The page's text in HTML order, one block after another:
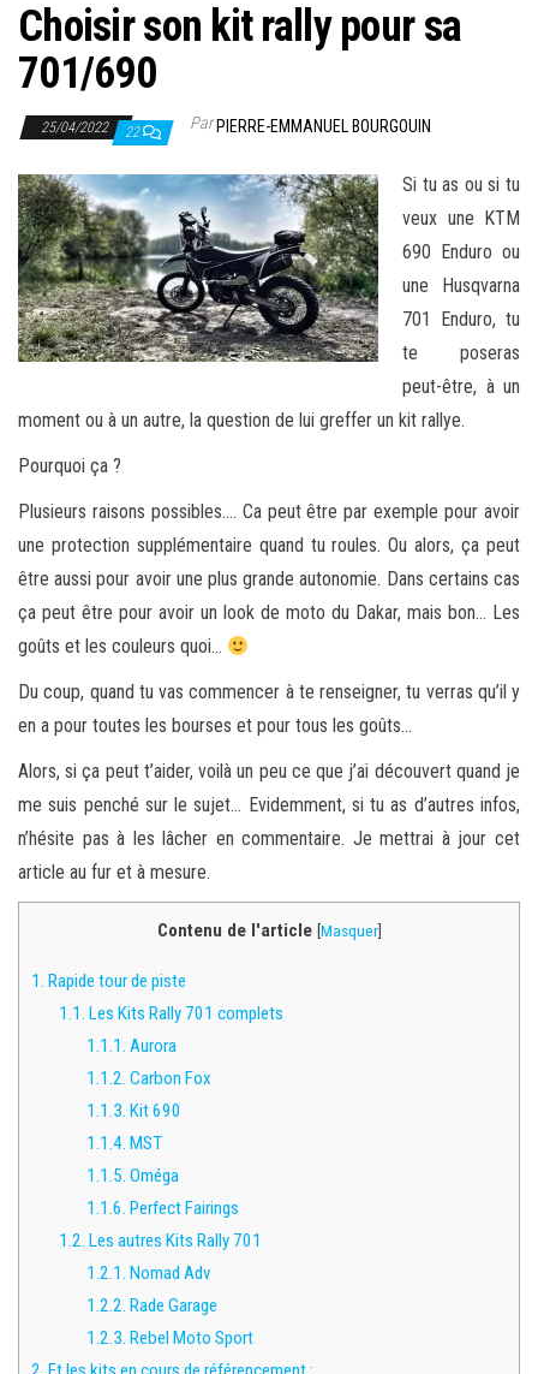
Choisir son kit rally pour sa
701/690
25/04/2022 22 ParPIERRE-EMMANUEL BOURGOUIN
Si tu as ou si tu
veux une KTM
690 Enduro ou
une Husqvarna
701 Enduro, tu
te poseras
peut-être, à un
moment ou à un autre, la question de lui greffer un kit rallye.
Pourquoi ça ?
Plusieurs raisons possibles…. Ca peut être par exemple pour avoir
une protection supplémentaire quand tu roules. Ou alors, ça peut
être aussi pour avoir une plus grande autonomie. Dans certains cas
ça peut être pour avoir un look de moto du Dakar, mais bon… Les
goûts et les couleurs quoi…
Du coup, quand tu vas commencer à te renseigner, tu verras qu’il y
en a pour toutes les bourses et pour tous les goûts…
Alors, si ça peut t’aider, voilà un peu ce que j’ai découvert quand je
me suis penché sur le sujet… Evidemment, si tu as d’autres infos,
n’hésite pas à les lâcher en commentaire. Je mettrai à jour cet
article au fur et à mesure.
Contenu de l'article [Masquer]
1. Rapide tour de piste
1.1. Les Kits Rally 701 complets
1.1.1. Aurora
1.1.2. Carbon Fox
1.1.3. Kit 690
1.1.4. MST
1.1.5. Oméga
1.1.6. Perfect Fairings
1.2. Les autres Kits Rally 701
1.2.1. Nomad Adv
1.2.2. Rade Garage
1.2.3. Rebel Moto Sport